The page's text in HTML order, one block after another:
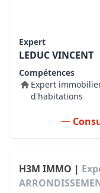
Expert
LEDUC VINCENT
Compétences
Expert
d'habitations
H3M IMMO |